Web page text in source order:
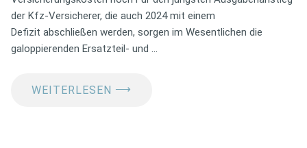
der Kfz-Versicherer, die auch 2024 mit einem
Defizit abschließen werden, sorgen im Wesentlichen die
galoppierenden Ersatzteil- und …
WEITERLESEN ⟶